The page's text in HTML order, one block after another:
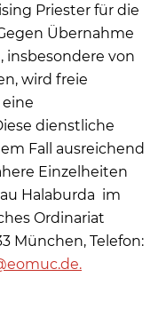
Priester für die
Übernahme
von
wird freie
dienstliche
Fall ausreichend
Einzelheiten
Halaburda im
Ordinariat
München, Telefon: